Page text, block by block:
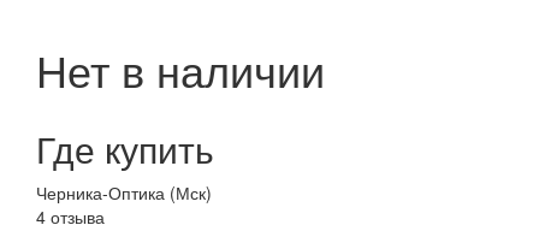
Нет в наличии
Где купить
Черника-Оптика (Мск)
4 отзыва